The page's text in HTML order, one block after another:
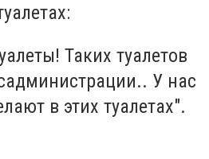
Таких туалетов
У нас
в этих туалетах".